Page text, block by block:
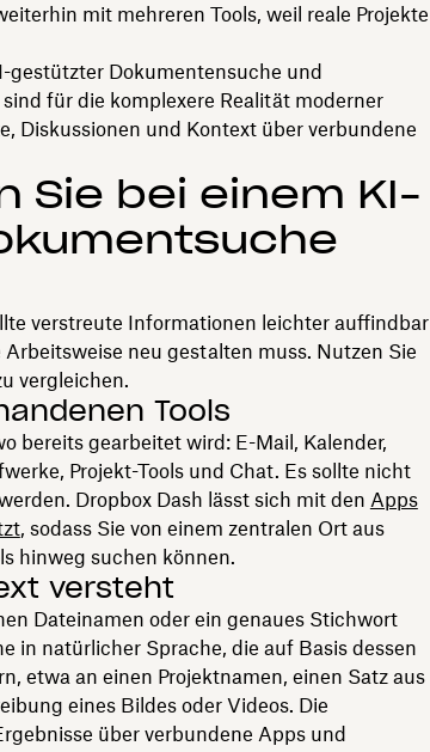
mit mehreren Tools, weil reale Projekte
gestützter Dokumentensuche und
für die komplexere Realität moderner
Diskussionen und Kontext über verbundene
Sie bei einem KI-
verstreute Informationen leichter auffindbar
neu gestalten muss. Nutzen Sie
vergleichen.
Tools
bereits gearbeitet wird: E-Mail, Kalender,
Projekt-Tools und Chat. Es sollte nicht
Dropbox Dash lässt sich mit den Apps
, sodass Sie von einem zentralen Ort aus
hinweg suchen können.
versteht
Dateinamen oder ein genaues Stichwort
in natürlicher Sprache, die auf Basis dessen
etwa an einen Projektnamen, einen Satz aus
eines Bildes oder Videos. Die
über verbundene Apps und